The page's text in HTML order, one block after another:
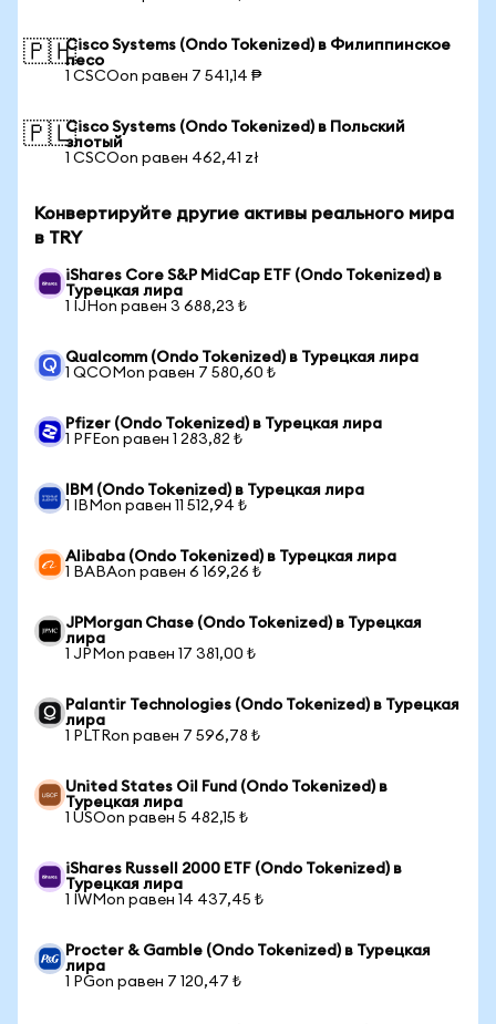
🇵🇭Cisco Systems (Ondo Tokenized) в Филиппинское
песо
1 CSCOon равен 7 541,14 ₱
🇵🇱Cisco Systems (Ondo Tokenized) в Польский
злотый
1 CSCOon равен 462,41 zł
Конвертируйте другие активы реального мира
в TRY
iShares Core S&P MidCap ETF (Ondo Tokenized) в
Турецкая лира
1 IJHon равен 3 688,23 ₺
Qualcomm (Ondo Tokenized) в Турецкая лира
1 QCOMon равен 7 580,60 ₺
Pfizer (Ondo Tokenized) в Турецкая лира
1 PFEon равен 1 283,82 ₺
IBM (Ondo Tokenized) в Турецкая лира
1 IBMon равен 11 512,94 ₺
Alibaba (Ondo Tokenized) в Турецкая лира
1 BABAon равен 6 169,26 ₺
JPMorgan Chase (Ondo Tokenized) в Турецкая
лира
1 JPMon равен 17 381,00 ₺
Palantir Technologies (Ondo Tokenized) в Турецкая
лира
1 PLTRon равен 7 596,78 ₺
United States Oil Fund (Ondo Tokenized) в
Турецкая лира
1 USOon равен 5 482,15 ₺
iShares Russell 2000 ETF (Ondo Tokenized) в
Турецкая лира
1 IWMon равен 14 437,45 ₺
Procter & Gamble (Ondo Tokenized) в Турецкая
лира
1 PGon равен 7 120,47 ₺